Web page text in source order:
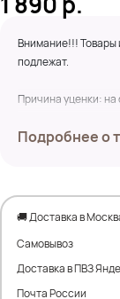
Внимание!!! Товары
подлежат.
Причина уценки: на
Состав:
Замеры по изделию:
ПОГ- 63 см
Дл.изделия- 66 см
Дл.рукава- 44 см
Подробнее о
🚚 Доставка в
Самовывоз
Доставка в ПВЗ
Почта России